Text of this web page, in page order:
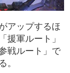
アップするほ
援軍ルート」
戦ルート」で
。